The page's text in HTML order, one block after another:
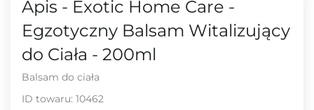
Apis - Exotic Home Care -
Egzotyczny Balsam Witalizujący
do Ciała - 200ml
Balsam do ciała
ID towaru: 10462